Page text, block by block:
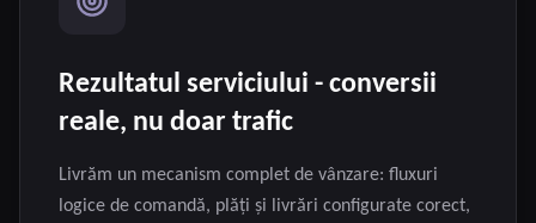
Rezultatul serviciului - conversii
reale, nu doar trafic
Livrăm un mecanism complet de vânzare: fluxuri
logice de comandă, plăți și livrări configurate corect,